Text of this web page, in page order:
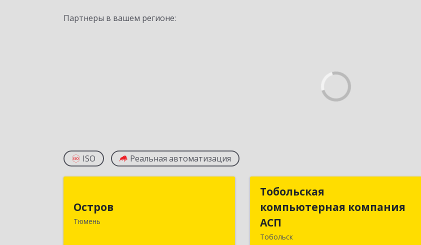
Партнеры в вашем регионе:
ISO Реальная автоматизация
Остров
Тюмень
625016, Тюменская обл, Тюмень г,
Тобольская
компьютерная компания
АСП
Тобольск
компьютерная компания